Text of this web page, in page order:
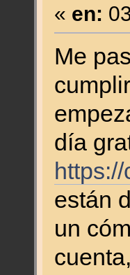
« en:
Me
día
están
un